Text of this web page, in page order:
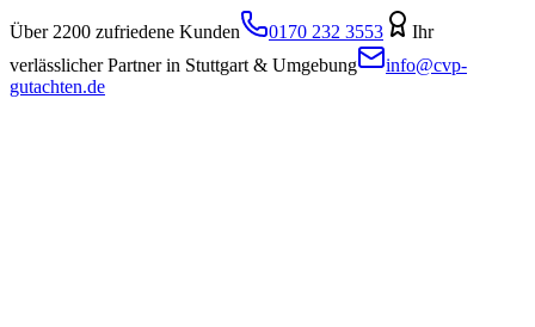
Über 2200 zufriedene Kunden 0170 232 3553
Ihr
verlässlicher Partner in Stuttgart & Umgebung
info@cvp-
gutachten.de